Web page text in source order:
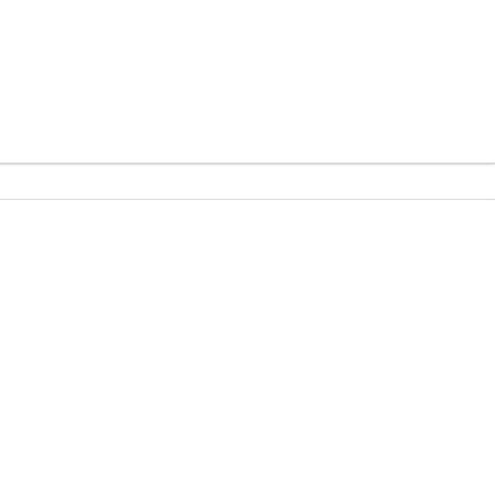
Beaurepaire, réputée pour son ambiance
et d'un WC au rez-de-chaussée. À l'étage, trois
au RSAC de LA-ROCHE-SUR-YON sous le numéro